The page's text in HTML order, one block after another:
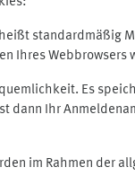
standardmäßig
Ihres Webbrowsers
Es
dann Ihr
im Rahmen der